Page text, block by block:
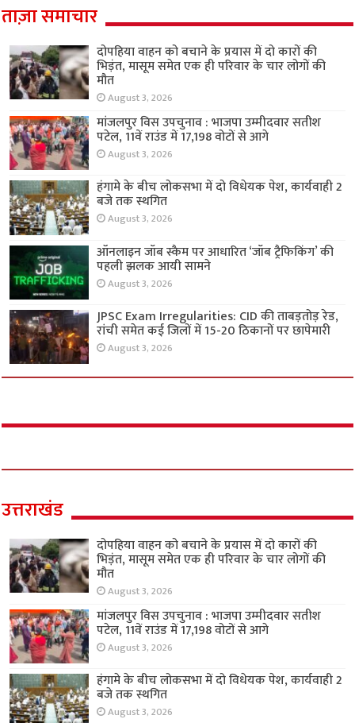
ताज़ा समाचार
दोपहिया वाहन को बचाने के प्रयास में दो कारों की
भिड़ंत, मासूम समेत एक ही परिवार के चार लोगों की
मौत
August 3, 2026
मांजलपुर विस उपचुनाव : भाजपा उम्मीदवार सतीश
पटेल, 11वें राउंड में 17,198 वोटों से आगे
August 3, 2026
हंगामे के बीच लोकसभा में दो विधेयक पेश, कार्यवाही 2
बजे तक स्थगित
August 3, 2026
ऑनलाइन जॉब स्कैम पर आधारित ‘जॉब ट्रैफिकिंग’ की
पहली झलक आयी सामने
August 3, 2026
JPSC Exam Irregularities: CID की ताबड़तोड़ रेड,
रांची समेत कई जिलों में 15-20 ठिकानों पर छापेमारी
August 3, 2026
उत्तराखंड
दोपहिया वाहन को बचाने के प्रयास में दो कारों की
भिड़ंत, मासूम समेत एक ही परिवार के चार लोगों की
मौत
August 3, 2026
मांजलपुर विस उपचुनाव : भाजपा उम्मीदवार सतीश
पटेल, 11वें राउंड में 17,198 वोटों से आगे
August 3, 2026
हंगामे के बीच लोकसभा में दो विधेयक पेश, कार्यवाही 2
बजे तक स्थगित
August 3, 2026